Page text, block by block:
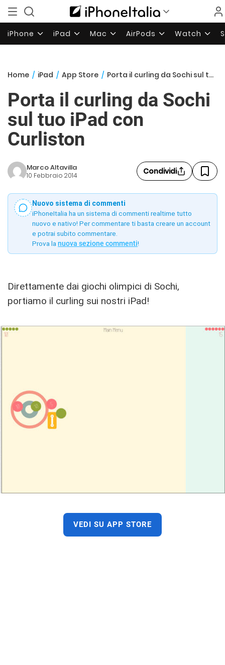
iPhone iPad Mac AirPods Watch
Home / iPad / App Store / Porta il curling da Sochi sul tuo iPad con Curliston
Porta il curling da Sochi
sul tuo iPad con
Curliston
Marco Altavilla
10 Febbraio 2014 Condividi
Nuovo sistema di commenti
iPhoneItalia ha un sistema di commenti realtime tutto
nuovo e nativo! Per commentare ti basta creare un account
e potrai subito commentare.
Prova la nuova sezione commenti!
Direttamente dai giochi olimpici di Sochi,
portiamo il curling sui nostri iPad!
VEDI SU APP STORE